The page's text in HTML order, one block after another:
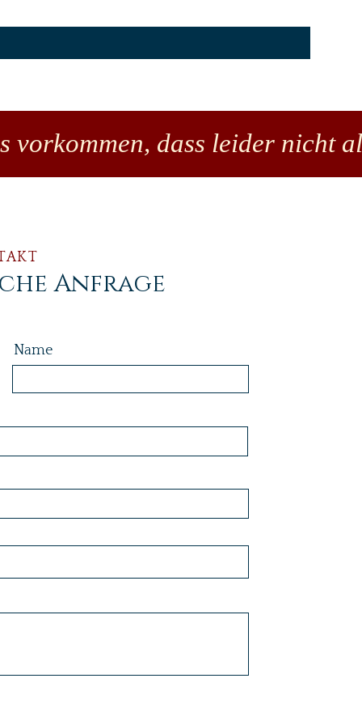
vorkommen, dass leider
Anfrage
Name